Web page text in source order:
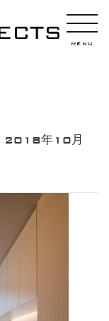
MENU
2018年10月